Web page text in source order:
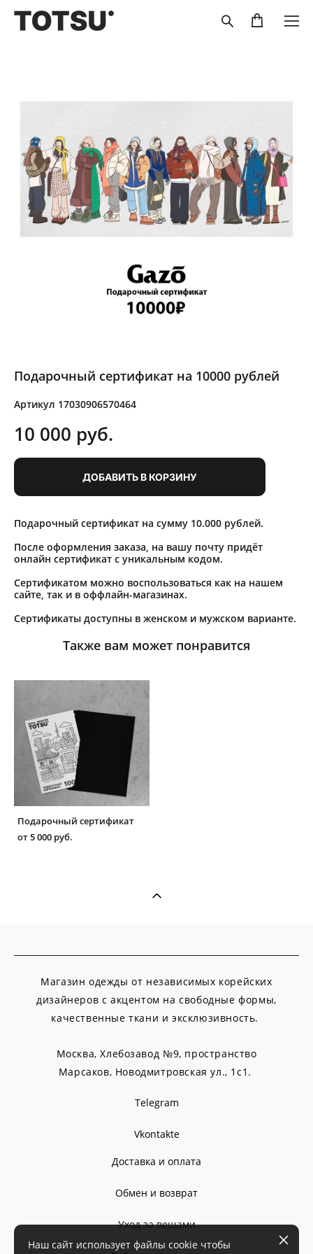
Подарочный сертификат на 10000 рублей
Артикул 17030906570464
10 000 pуб.
ДОБАВИТЬ В КОРЗИНУ
Подарочный сертификат на сумму 10.000 рублей.
После оформления заказа, на вашу почту придёт
онлайн сертификат с уникальным кодом.
Сертификатом можно воспользоваться как на нашем
сайте, так и в оффлайн-магазинах.
Сертификаты доступны в женском и мужском варианте.
Также вам может понравится
Подарочный сертификат
от 5 000 pуб.
Магазин одежды от независимых корейских
дизайнеров с акцентом на свободные формы,
качественные ткани и эксклюзивность.
Москва, Хлебозавод №9, пространство
Марсаков, Новодмитровская ул., 1с1.
Telegram
Vkontakte
Доставка и оплата
Обмен и возврат
Уход за вещами
Наш сайт использует файлы cookie чтобы